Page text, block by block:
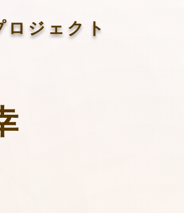
ジェクト